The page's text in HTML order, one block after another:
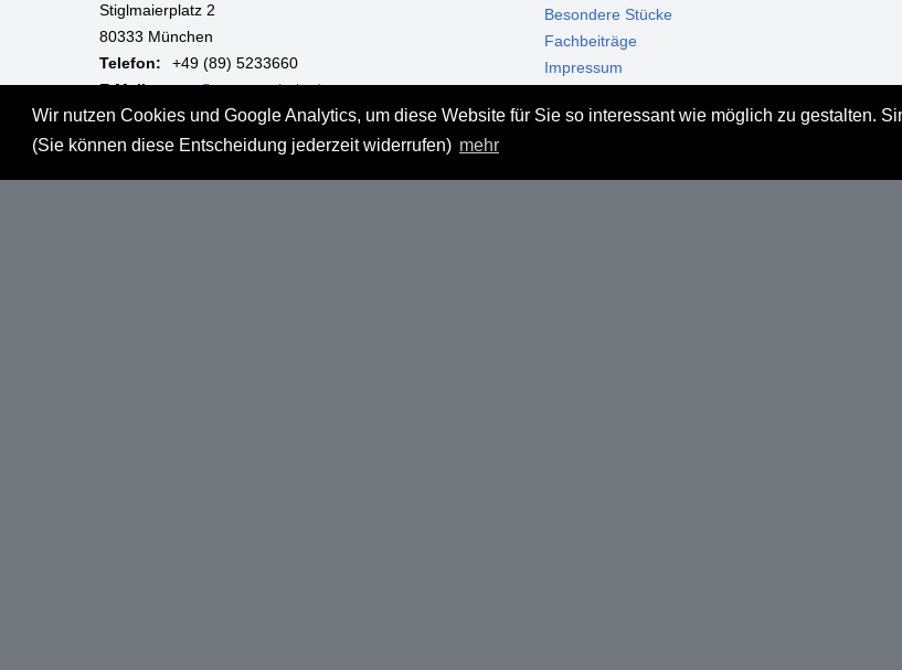
Wir nutzen Cookies und Google Analytics, um diese Website für Sie so interessant wie möglich zu gestalten.
(Sie können diese Entscheidung jederzeit widerrufen) mehr
Stiglmaierplatz 2
80333 München
Telefon:
+49 (89) 5233660
E-Mail:
mgm@muenzgalerie.de
Mo-Fr:
9:00 - 18:00 Uhr
Besondere Stücke
Fachbeiträge
Impressum
Haftungsausschluss